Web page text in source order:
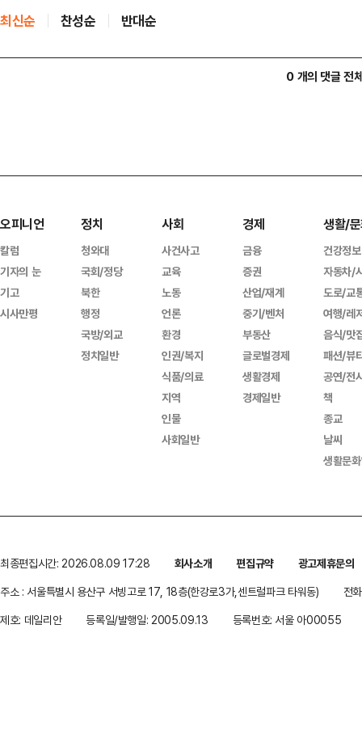
최신순 찬성순 반대순
0 개의 댓글 전
오피니언
칼럼
기자의 눈
기고
시사만평
정치
청와대
국회/정당
북한
행정
국방/외교
정치일반
사회
사건사고
교육
노동
언론
환경
인권/복지
식품/의료
지역
인물
사회일반
경제
금융
증권
산업/재계
중기/벤처
부동산
글로벌경제
생활경제
경제일반
생활/
건강정보
자동차/
도로/교
여행/레
음식/맛
패션/뷰
공연/전
책
종교
날씨
생활문
최종편집시간: 2026.08.09 17:28 회사소개 편집규약
광고제휴문의
주소 : 서울특별시 용산구 서빙고로 17, 18층(한강로3가,센트럴파크 타워동)
전
제호: 데일리안
등록일/발행일: 2005.09.13 등록번호: 서울 아00055